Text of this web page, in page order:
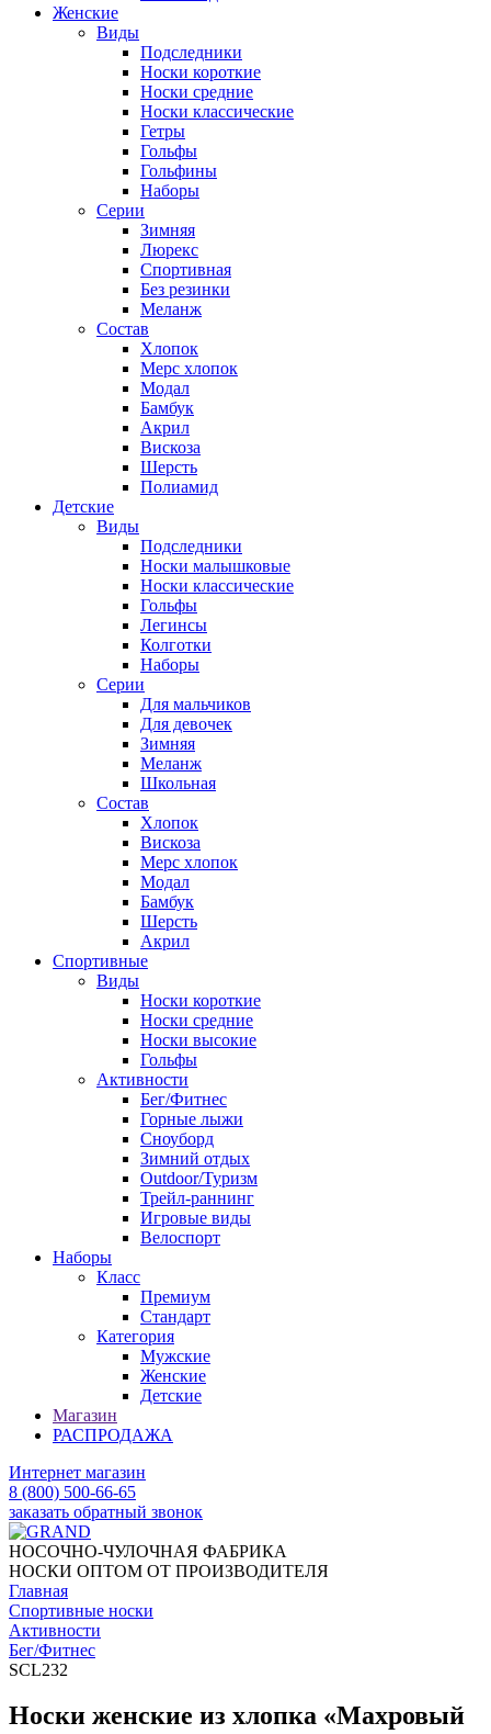
Женские
Виды
Подследники
Носки короткие
Носки средние
Носки классические
Гетры
Гольфы
Гольфины
Наборы
Серии
Зимняя
Люрекс
Спортивная
Без резинки
Меланж
Состав
Хлопок
Мерс хлопок
Модал
Бамбук
Акрил
Вискоза
Шерсть
Полиамид
Детские
Виды
Подследники
Носки малышковые
Носки классические
Гольфы
Легинсы
Колготки
Наборы
Серии
Для мальчиков
Для девочек
Зимняя
Меланж
Школьная
Состав
Хлопок
Вискоза
Мерс хлопок
Модал
Бамбук
Шерсть
Акрил
Спортивные
Виды
Носки короткие
Носки средние
Носки высокие
Гольфы
Активности
Бег/Фитнес
Горные лыжи
Сноуборд
Зимний отдых
Outdoor/Туризм
Трейл-раннинг
Игровые виды
Велоспорт
Наборы
Класс
Премиум
Стандарт
Категория
Мужские
Женские
Детские
Магазин
РАСПРОДАЖА
Интернет магазин
8 (800) 500-66-65
заказать обратный звонок
НОСОЧНО-ЧУЛОЧНАЯ ФАБРИКА
НОСКИ ОПТОМ ОТ ПРОИЗВОДИТЕЛЯ
Главная
Спортивные носки
Активности
Бег/Фитнес
SCL232
Носки женские из хлопка «Махровый